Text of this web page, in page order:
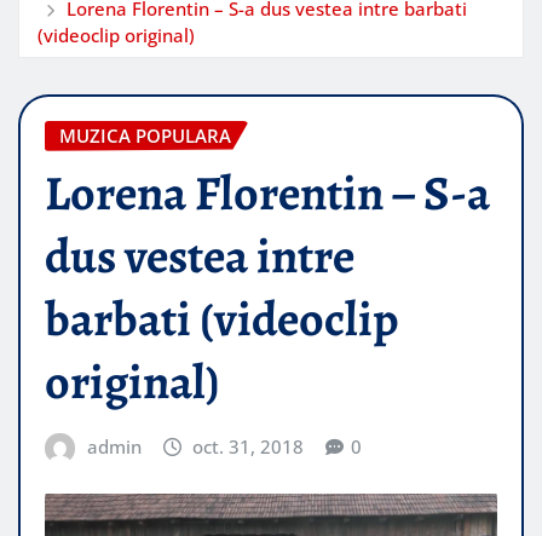
Lorena Florentin – S-a dus vestea intre barbati
(videoclip original)
MUZICA POPULARA
Lorena Florentin – S-a
dus vestea intre
barbati (videoclip
original)
admin oct. 31, 2018 0